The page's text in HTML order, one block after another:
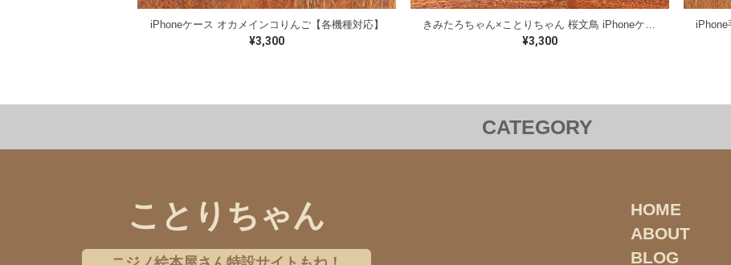
iPhoneケース オカメインコりんご【各機種対応】
¥3,300
きみたろちゃん×ことりちゃん 桜文鳥 iPhoneケース【各機種対応】
¥3,300
iPhone
CATEGORY
洋服 バッグ ステーショナリー 雑貨 iPhoneケース Androidケース コラボレーショ
アクセサリー オンライン限定商品 セキセイインコ
ウロコインコ
ことりちゃん
HOME
ABOUT
BLOG